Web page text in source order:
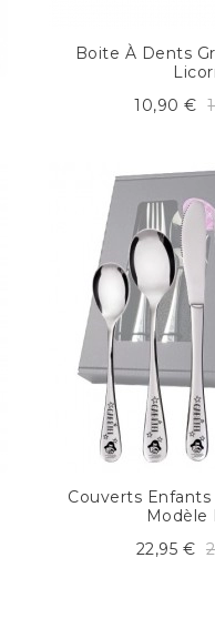
Boite À Dents
10,90 €
Couverts
Modèle
22,95 €